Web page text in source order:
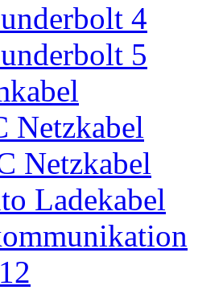
4
5
Netzkabel
Netzkabel
Ladekabel